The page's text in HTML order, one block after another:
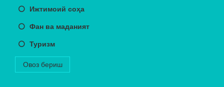
Ижтимоий соҳа
Фан ва маданият
Туризм
Овоз бериш